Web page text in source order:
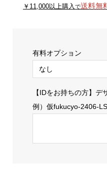
￥11,000以上購入 で送料無
有料オプション
【IDをお持ちの方】デ
例）仮fukucyo-2406-